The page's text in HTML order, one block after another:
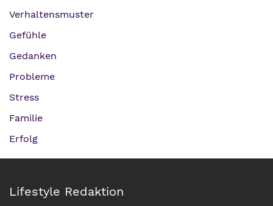
Verhaltensmuster
Gefühle
Gedanken
Probleme
Stress
Familie
Erfolg
Lifestyle Redaktion